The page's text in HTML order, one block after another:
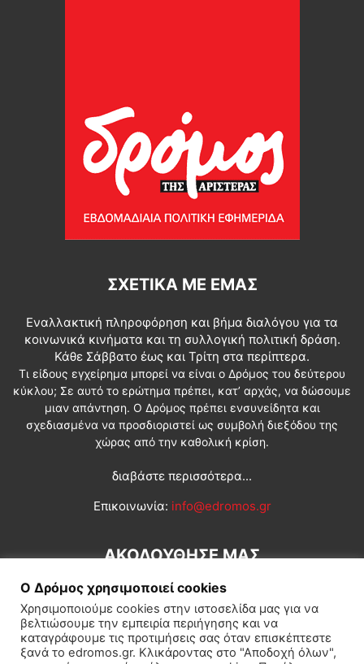
ΣΧΕΤΙΚΆ ΜΕ ΕΜΆΣ
Εναλλακτική πληροφόρηση και βήμα διαλόγου για τα
κοινωνικά κινήματα και τη συλλογική πολιτική δράση.
Κάθε Σάββατο έως και Τρίτη στα περίπτερα.
Τι είδους εγχείρημα μπορεί να είναι ο Δρόμος του δεύτερου
κύκλου; Σε αυτό το ερώτημα πρέπει, κατ’ αρχάς, να δώσουμε
μιαν απάντηση. Ο Δρόμος πρέπει ενσυνείδητα και
σχεδιασμένα να προσδιοριστεί ως συμβολή διεξόδου της
χώρας από την καθολική κρίση.
διαβάστε περισσότερα...
Επικοινωνία: info@edromos.gr
ΑΚΟΛΟΥΘΗΣΕ ΜΑΣ
Ο Δρόμος χρησιμοποιεί cookies
Χρησιμοποιούμε cookies στην ιστοσελίδα μας για να
βελτιώσουμε την εμπειρία περιήγησης και να
καταγράφουμε τις προτιμήσεις σας όταν επισκέπτεστε
ξανά το edromos.gr. Κλικάροντας στο "Αποδοχή όλων",